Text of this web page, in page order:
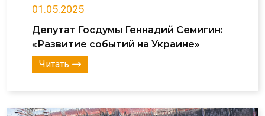
01.05.2025
Депутат Госдумы Геннадий Семигин:
«Развитие событий на Украине»
Читать